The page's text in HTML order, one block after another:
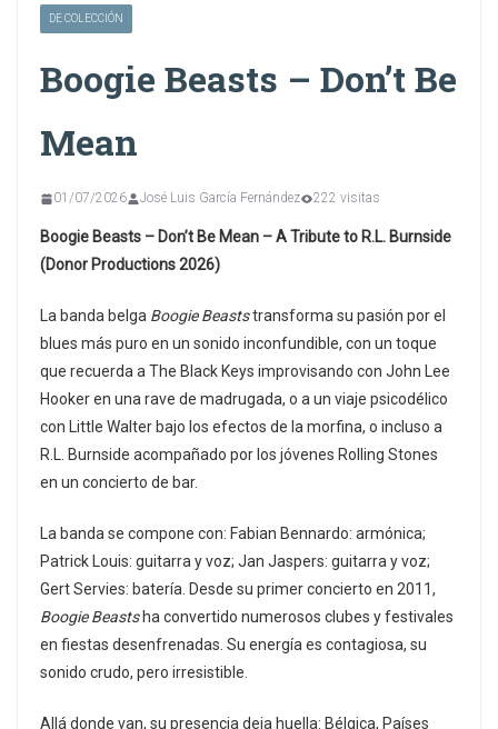
DE COLECCIÓN
Boogie Beasts – Don’t Be
Mean
01/07/2026 José Luis García Fernández 222 visitas
Boogie Beasts – Don’t Be Mean – A Tribute to R.L. Burnside
(Donor Productions 2026)
La banda belga Boogie Beaststransforma su pasión por el
blues más puro en un sonido inconfundible, con un toque
que recuerda a The Black Keys improvisando con John Lee
Hooker en una rave de madrugada, o a un viaje psicodélico
con Little Walter bajo los efectos de la morfina, o incluso a
R.L. Burnside acompañado por los jóvenes Rolling Stones
en un concierto de bar.
La banda se compone con: Fabian Bennardo: armónica;
Patrick Louis: guitarra y voz; Jan Jaspers: guitarra y voz;
Gert Servies: batería. Desde su primer concierto en 2011,
Boogie Beastsha convertido numerosos clubes y festivales
en fiestas desenfrenadas. Su energía es contagiosa, su
sonido crudo, pero irresistible.
Allá donde van, su presencia deja huella: Bélgica, Países